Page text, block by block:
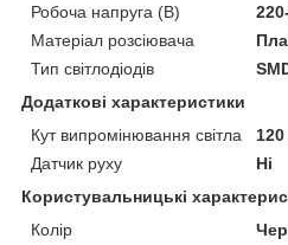
Робоча напруга (В)
Матеріал розсіювача
Тип світлодіодів
Додаткові характеристики
Кут випромінювання світла
Датчик руху
Ні
Користувальницькі
Колір